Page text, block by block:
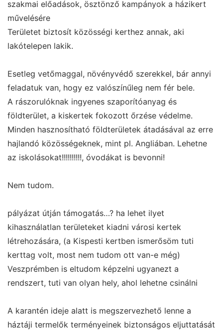
szakmai előadások, ösztönző kampányok a házikert
művelésére
Területet biztosít közösségi kerthez annak, aki
lakótelepen lakik.
Esetleg vetőmaggal, növényvédő szerekkel, bár annyi
feladatuk van, hogy ez valószínűleg nem fér bele.
A rászorulóknak ingyenes szaporítóanyag és
földterület, a kiskertek fokozott őrzése védelme.
Minden hasznosítható földterületek átadásával az erre
hajlandó közösségeknek, mint pl. Angliában. Lehetne
az iskolásokat!!!!!!!!!!, óvodákat is bevonni!
Nem tudom.
pályázat útján támogatás…? ha lehet ilyet
kihasználatlan területeket kiadni városi kertek
létrehozására, (a Kispesti kertben ismerősöm tuti
kerttag volt, most nem tudom ott van-e még)
Veszprémben is eltudom képzelni ugyanezt a
rendszert, tuti van olyan hely, ahol lehetne csinálni
A karantén ideje alatt is megszervezhető lenne a
háztáji termelők terményeinek biztonságos eljuttatását